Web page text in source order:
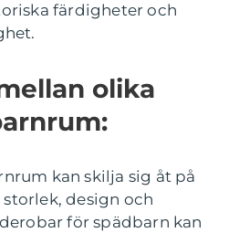
färdigheter och
olika
kan skilja sig åt på
design och
för spädbarn kan